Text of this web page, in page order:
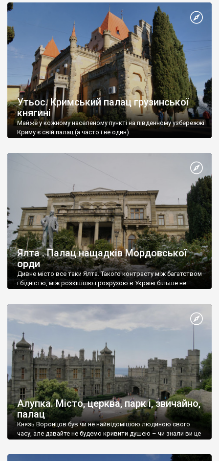
Утьос. Кримський палац грузинської
княгині
Майже у кожному населеному пункті на південному узбережжі
Криму є свій палац (а часто і не один).
Ялта . Палац нащадків Мордовської
орди
Дивне місто все таки Ялта. Такого контрасту між багатством
і бідністю, між розкішшю і розрухою в Україні більше не
Алупка. Місто, церква, парк і, звичайно,
палац
Князь Воронцов був чи не найвідомішою людиною свого
часу, але давайте не будемо кривити душею – чи знали ви це